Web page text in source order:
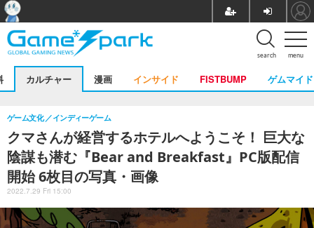
menu
search
カルチャー 漫画 インサイド FISTBUMP ゲムマイド
クマさんが経営するホテルへようこそ！ 巨大な
陰謀も潜む『Bear and Breakfast』PC版配信
開始 6枚目の写真・画像
ゲーム文化 インディーゲーム
2022.7.29 Fri 15:00